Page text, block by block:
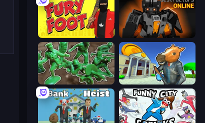
Fury Foot Destructors Online
Soldiers - Capture and Control! Bank Robbery 3